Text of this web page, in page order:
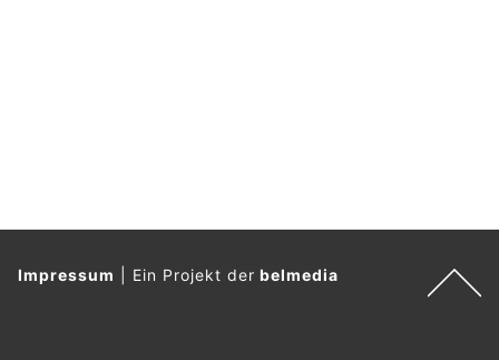
Impressum Ein Projekt derbelmedia